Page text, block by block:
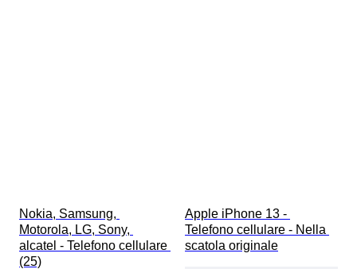
Nokia, Samsung,
Motorola, LG, Sony,
alcatel - Telefono cellulare
(25)
Apple iPhone 13 -
Telefono cellulare - Nella
scatola originale